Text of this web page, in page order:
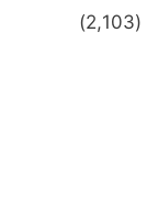
(2,103)